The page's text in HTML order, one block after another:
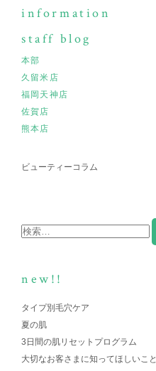
information
staff blog
本部
久留米店
福岡天神店
佐賀店
熊本店
ビューティーコラム
new!!
タイプ別毛穴ケア
夏の肌
3日間の肌リセットプログラム
大切なお客さまに知ってほしいこと